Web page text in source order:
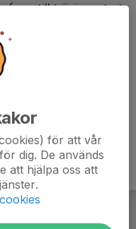
fram till träningsstart
innan). Du måste
skett förändringar
förhinder
för att vår
dig. De används
att hjälpa oss att